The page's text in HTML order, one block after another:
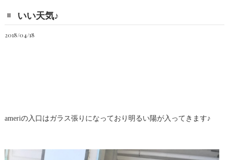
いい天気♪
2018/04/18
ameriの入口はガラス張りになっており明るい陽が入ってきます♪